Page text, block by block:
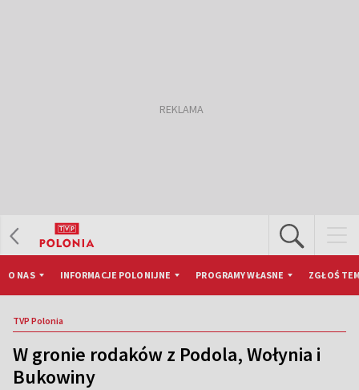
O NAS INFORMACJE POLONIJNE PROGRAMY WŁASNE ZGŁOŚ
TVP Polonia
W gronie rodaków z Podola, Wołynia i
Bukowiny